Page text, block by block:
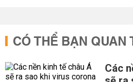
CÓ THỂ BẠN QUAN
Các